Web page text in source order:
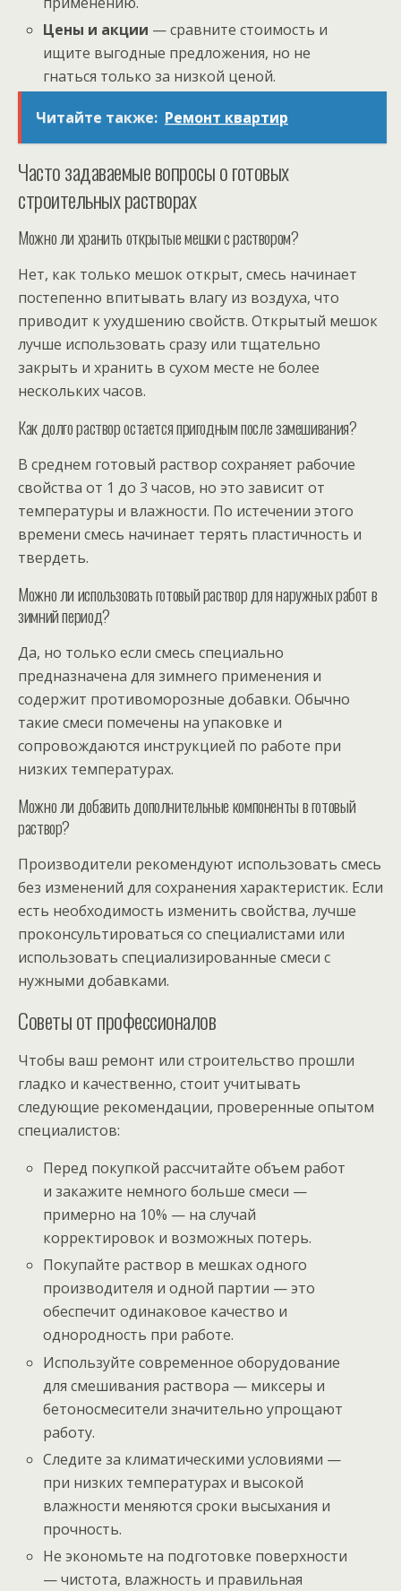
Цены и акции — сравните стоимость и
ищите выгодные предложения, но не
гнаться только за низкой ценой.
Читайте также: Ремонт квартир
Часто задаваемые вопросы о готовых
строительных растворах
Можно ли хранить открытые мешки с раствором?
Нет, как только мешок открыт, смесь начинает
постепенно впитывать влагу из воздуха, что
приводит к ухудшению свойств. Открытый мешок
лучше использовать сразу или тщательно
закрыть и хранить в сухом месте не более
нескольких часов.
Как долго раствор остается пригодным после замешивания?
В среднем готовый раствор сохраняет рабочие
свойства от 1 до 3 часов, но это зависит от
температуры и влажности. По истечении этого
времени смесь начинает терять пластичность и
твердеть.
Можно ли использовать готовый раствор для наружных работ в
зимний период?
Да, но только если смесь специально
предназначена для зимнего применения и
содержит противоморозные добавки. Обычно
такие смеси помечены на упаковке и
сопровождаются инструкцией по работе при
низких температурах.
Можно ли добавить дополнительные компоненты в готовый
раствор?
Производители рекомендуют использовать смесь
без изменений для сохранения характеристик. Если
есть необходимость изменить свойства, лучше
проконсультироваться со специалистами или
использовать специализированные смеси с
нужными добавками.
Советы от профессионалов
Чтобы ваш ремонт или строительство прошли
гладко и качественно, стоит учитывать
следующие рекомендации, проверенные опытом
специалистов:
Перед покупкой рассчитайте объем работ
и закажите немного больше смеси —
примерно на 10% — на случай
корректировок и возможных потерь.
Покупайте раствор в мешках одного
производителя и одной партии — это
обеспечит одинаковое качество и
однородность при работе.
Используйте современное оборудование
для смешивания раствора — миксеры и
бетоносмесители значительно упрощают
работу.
Следите за климатическими условиями —
при низких температурах и высокой
влажности меняются сроки высыхания и
прочность.
Не экономьте на подготовке поверхности
— чистота, влажность и правильная